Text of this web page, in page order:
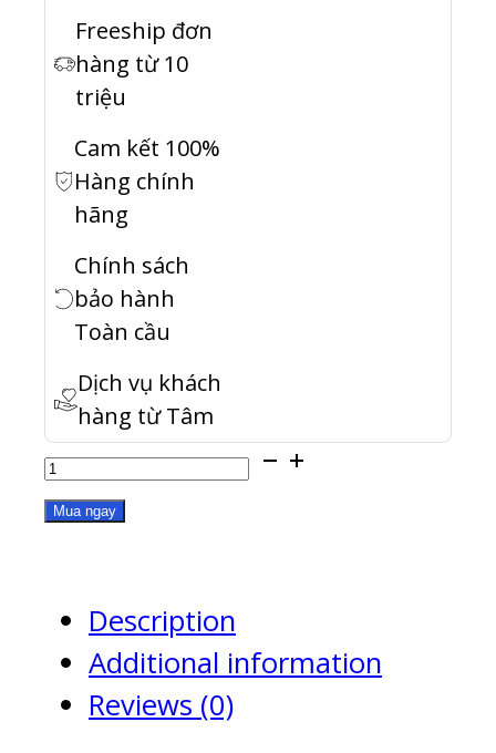
Freeship đơn
hàng từ 10
triệu
Cam kết 100%
Hàng chính
hãng
Chính sách
bảo hành
Toàn cầu
Dịch vụ khách
hàng từ Tâm
TS-
h2490FU-
quantity
Mua ngay
Description
Additional information
Reviews (0)